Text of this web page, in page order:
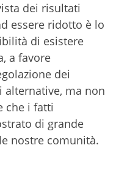
dei risultati
essere ridotto è lo
di esistere
a favore
dei
ma non
che i fatti
di grande
nostre comunità.